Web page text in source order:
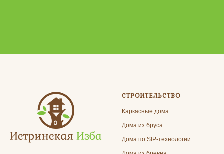
СТРОИТЕЛЬСТВО
Каркасные дома
Дома из бруса
Дома по SIP-технологии